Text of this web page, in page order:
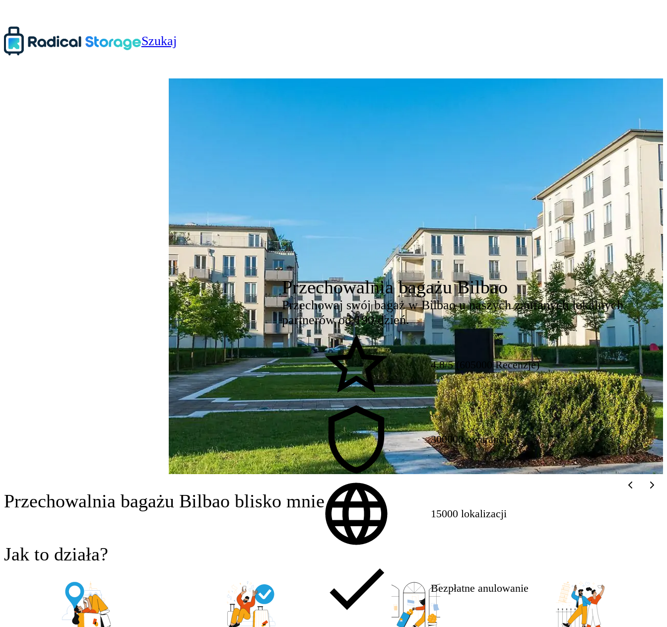
Szukaj
Przechowalnia bagażu Bilbao
Przechowaj swój bagaż w Bilbao u naszych zaufanych lokalnych
partnerów od 190/dzień.
4.8/5 (605000 Recenzje)
300000 gwarancja
15000 lokalizacji
Bezpłatne anulowanie
Przechowalnia bagażu Bilbao blisko mnie
Jak to działa?